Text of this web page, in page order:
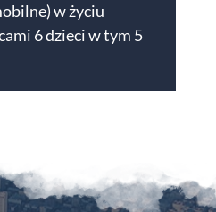
w życiu
6 dzieci w tym 5